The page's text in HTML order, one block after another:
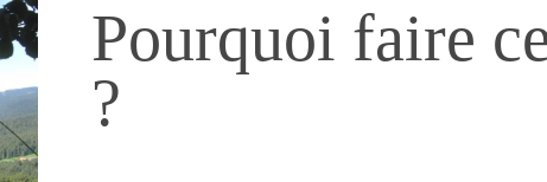
Pourquoi faire
?